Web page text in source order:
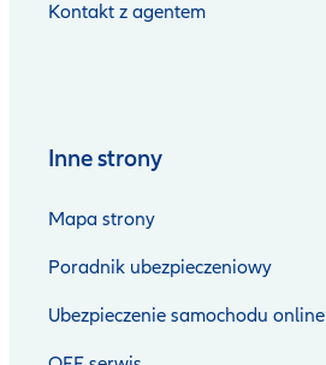
Kontakt z agentem
Inne strony
Mapa strony
Poradnik ubezpieczeniowy
Ubezpieczenie samochodu online